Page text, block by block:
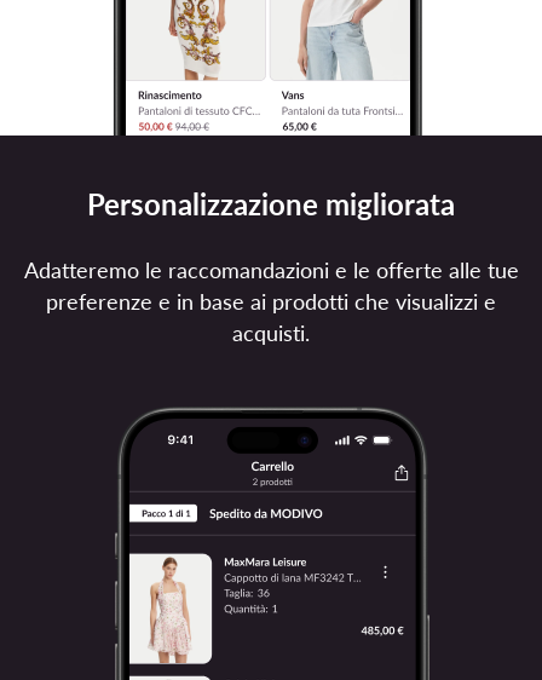
Personalizzazione migliorata
Adatteremo le raccomandazioni e le offerte alle tue
preferenze e in base ai prodotti che visualizzi e
acquisti.